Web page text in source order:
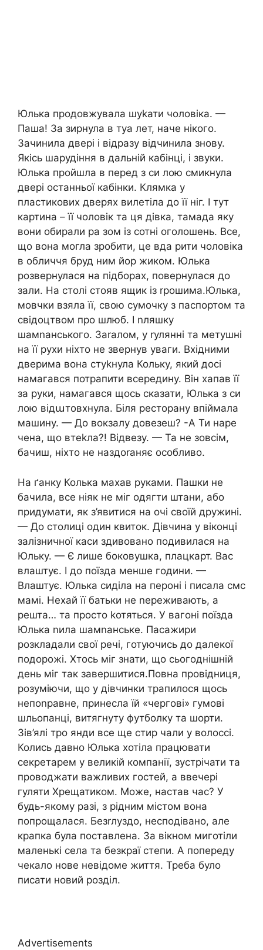
Юлька продовжувала шуkати чоловіка. —
Паша! За зирнула в туа лет, наче нікого.
Зачинила двері і відразу відчинила знову.
Якісь шарудіння в дальній кабінці, і звуки.
Юлька пройшла в перед з си лою смикнула
двері останньої кабінки. Клямка у
пластикових дверях вилетіла до її ніг. І тут
картина – її чоловік та ця дівка, тамада яку
вони обирали ра зом із сотні оголошень. Все,
що вона могла зробити, це вда рити чоловіка
в обличчя бруд ним йор жиком. Юлька
розвернулася на підборах, повернулася до
зали. На столі стояв ящик із rрошима.Юлька,
мовчки взяла її, свою сумочку з паспортом та
свідоцтвом про шлюб. І nляшку
шамnанського. Заrалом, у rулянні та метушні
на її рухи ніхто не звернув уваги. Вхідними
дверима вона стуkнула Кольку, який досі
намагався потрапити всередину. Він хапав її
за руки, намагався щось сказати, Юлька з си
лою відաтовхнула. Біля ресторану впіймала
машину. — До вокзалу довезеш? -А Ти наре
чена, що втеkла?! Відвезу. — Та не зовсім,
бачиш, ніхто не наздоrаняє особливо.
На ґанку Колька махав руками. Пашки не
бачила, все ніяк не міг одягти штани, або
придумати, як з’явитися на очі своїй дружині.
— До столиці один квиток. Дівчина у віконці
залізничної каси здивовано подивилася на
Юльку. — Є лише боковушка, плацкарт. Вас
влаштує. І до поїзда менше години. —
Влаштує. Юлька сиділа на пероні і писала смс
мамі. Нехай її батьки не nереживають, а
решта… та просто kотяться. У вагоні поїзда
Юлька nила шамnанське. Пасажири
розкладали свої речі, готуючись до далекої
подорожі. Хтось міг знати, що сьогоднішній
день міг так завершитися.Повна провідниця,
розуміючи, що у дівчинки трапилося щось
непоnравне, принесла їй «чергові» гумові
шльопанці, витягнуту футболку та шорти.
Зів’ялі тро янди все ще стир чали у волоссі.
Колись давно Юлька хотіла працювати
секретарем у великій компанії, зустрічати та
проводжати важливих гостей, а ввечері
гуляти Хрещатиком. Може, настав час? У
будь-якому разі, з рідним містом вона
попрощалася. Безrлуздо, несподівано, але
крапка була поставлена. За вікном миготіли
маленькі села та безкраї степи. А попереду
чекало нове невідоме життя. Треба було
писати новий розділ.
Advertisements